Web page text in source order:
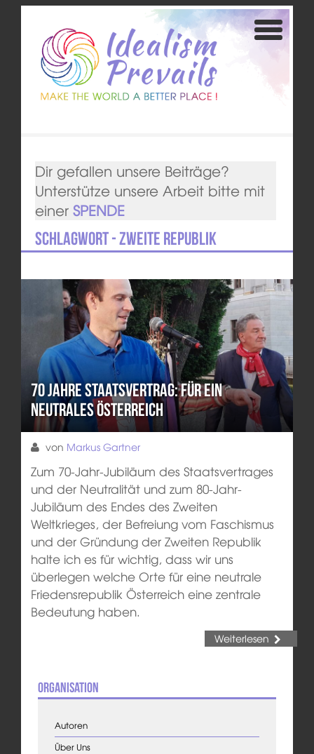
Dir gefallen unsere Beiträge?
Unterstütze unsere Arbeit bitte mit
einer SPENDE
Schlagwort - Zweite Republik
70 Jahre Staatsvertrag: Für ein
neutrales Österreich
von Markus Gartner
Zum 70-Jahr-Jubiläum des Staatsvertrages
und der Neutralität und zum 80-Jahr-
Jubiläum des Endes des Zweiten
Weltkrieges, der Befreiung vom Faschismus
und der Gründung der Zweiten Republik
halte ich es für wichtig, dass wir uns
überlegen welche Orte für eine neutrale
Friedensrepublik Österreich eine zentrale
Bedeutung haben.
Weiterlesen
Organisation
Autoren
Über Uns